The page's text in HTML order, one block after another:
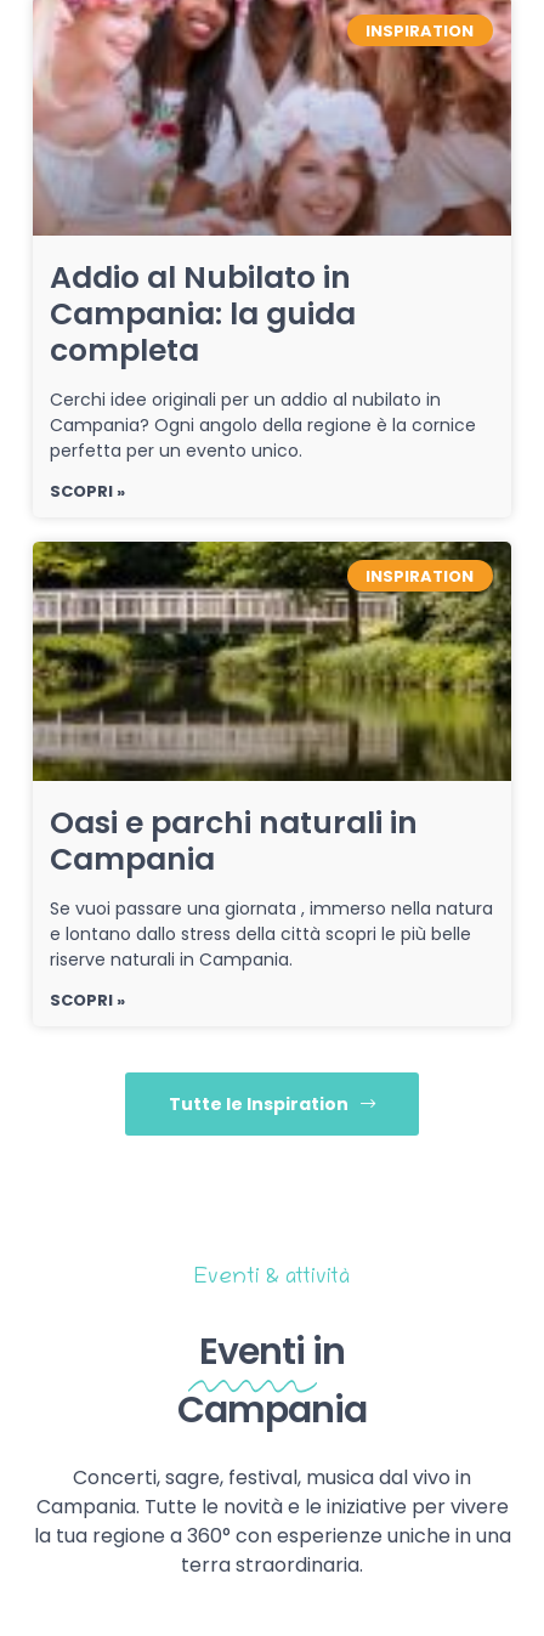
INSPIRATION
Addio al Nubilato in
Campania: la guida
completa
Cerchi idee originali per un addio al nubilato in
Campania? Ogni angolo della regione è la cornice
perfetta per un evento unico.
SCOPRI »
INSPIRATION
Oasi e parchi naturali in
Campania
Se vuoi passare una giornata , immerso nella natura
e lontano dallo stress della città scopri le più belle
riserve naturali in Campania.
SCOPRI »
Tutte le Inspiration
Eventi & attività
Eventi in
Campania
Concerti, sagre, festival, musica dal vivo in
Campania. Tutte le novità e le iniziative per vivere
la tua regione a 360° con esperienze uniche in una
terra straordinaria.